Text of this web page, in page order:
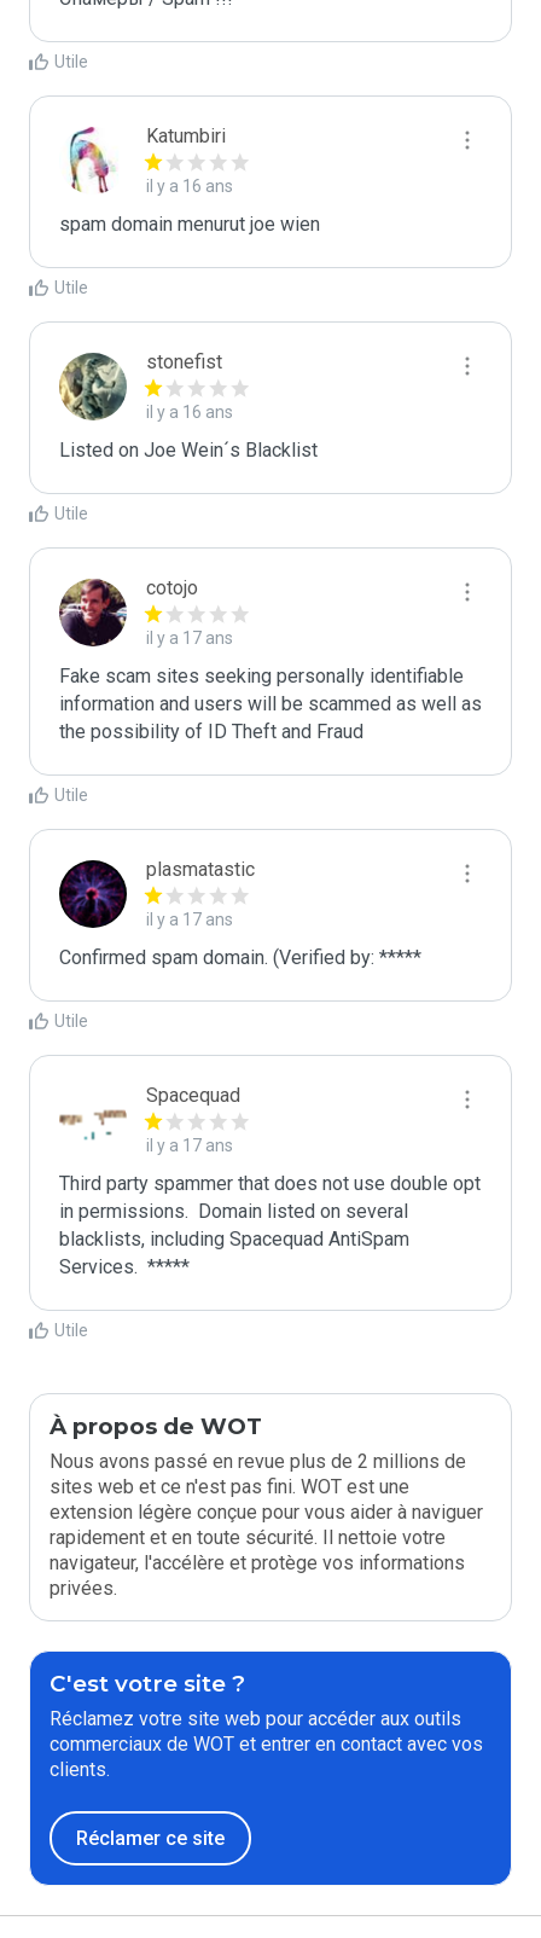
Utile
Katumbiri
il y a 16 ans
spam domain menurut joe wien
Utile
stonefist
il y a 16 ans
Listed on Joe Wein´s Blacklist
Utile
cotojo
il y a 17 ans
Fake scam sites seeking personally identifiable
information and users will be scammed as well as
the possibility of ID Theft and Fraud
Utile
plasmatastic
il y a 17 ans
Confirmed spam domain. (Verified by: *****
Utile
Spacequad
il y a 17 ans
Third party spammer that does not use double opt
in permissions.  Domain listed on several
blacklists, including Spacequad AntiSpam
Utile
À propos de WOT
Nous avons passé en revue plus de 2 millions de
sites web et ce n'est pas fini. WOT est une
extension légère conçue pour vous aider à naviguer
rapidement et en toute sécurité. Il nettoie votre
navigateur, l'accélère et protège vos informations
privées.
C'est votre site ?
Réclamez votre site web pour accéder aux outils
commerciaux de WOT et entrer en contact avec vos
clients.
Réclamer ce site